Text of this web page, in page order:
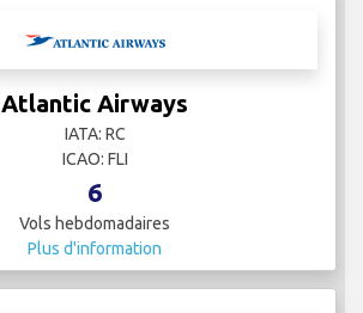
Atlantic Airways
IATA: RC
ICAO: FLI
6
Vols hebdomadaires
Plus d'information